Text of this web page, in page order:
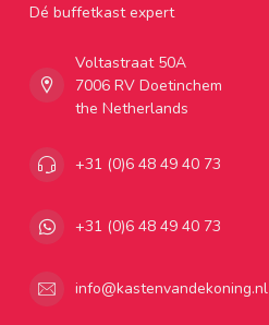
Dé buffetkast expert
Voltastraat 50A
7006 RV Doetinchem
the Netherlands
+31 (0)6 48 49 40 73
+31 (0)6 48 49 40 73
info@kastenvandekoning.nl